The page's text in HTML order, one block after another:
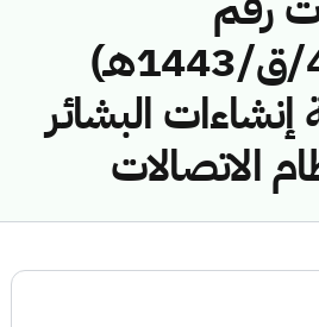
(42747104/ق/1443هـ)
البشائر
الاتصالات